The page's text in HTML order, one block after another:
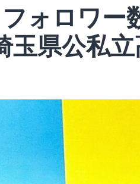
ォロワー
県公私立